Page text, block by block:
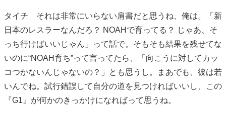
タイチ それは非常にいらない肩書だと思うね、俺は。「新
日本のレスラーなんだろ？ NOAHで育ってる？ じゃあ、そ
っち行けばいいじゃん」って話で。そもそも結果を残せてな
いのに“NOAH育ち”って言ってたら、「向こうに対してカッ
コつかないんじゃないの？」とも思うし。まあでも、彼は若
いんでね。試行錯誤して自分の道を見つければいいし、この
『G1』が何かのきっかけになればって思うね。